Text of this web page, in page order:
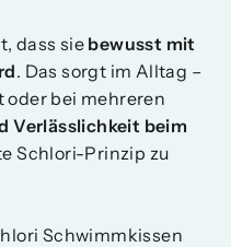
dass sie bewusst mit
. Das sorgt im Alltag –
bei mehreren
Verlässlichkeit beim
Schlori-Prinzip zu
Schwimmkissen